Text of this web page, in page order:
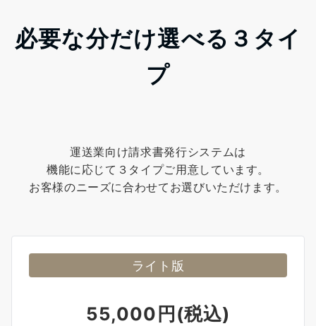
必要な分だけ選べる３タイ
プ
運送業向け請求書発行システムは
機能に応じて３タイプご用意しています。
お客様のニーズに合わせてお選びいただけます。
ライト版
55,000円(税込)